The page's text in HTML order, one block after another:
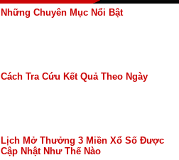
Những Chuyên Mục Nổi Bật
Cách Tra Cứu Kết Quả Theo Ngày
Lịch Mở Thưởng 3 Miền Xổ Số Được
Cập Nhật Như Thế Nào